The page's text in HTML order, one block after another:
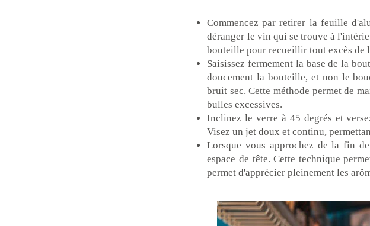
Commencez par retirer la feuille
déranger le vin qui se trouve à
bouteille pour recueillir tout excès de
Saisissez fermement la base de la
doucement la bouteille, et non le
bruit sec. Cette méthode permet de
bulles excessives.
Inclinez le verre à 45 degrés et
Visez un jet doux et continu,
Lorsque vous approchez de la fin
espace de tête. Cette technique
permet d'apprécier pleinement les